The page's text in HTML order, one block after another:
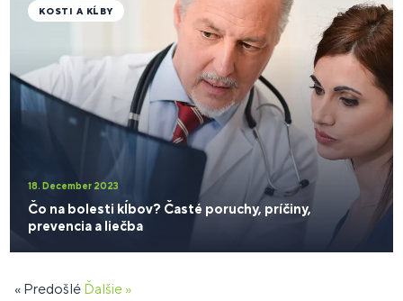
18. December 2023
Čo na bolesti kĺbov? Časté poruchy, príčiny,
prevencia a liečba
KOSTI A KĹBY
« Predošlé Ďalšie »